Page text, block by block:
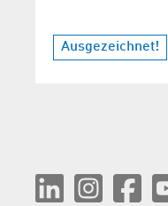
Ausgezeichnet!